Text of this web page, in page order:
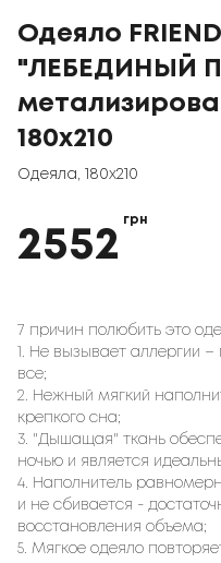
Одеяло
"ЛЕБЕДИНЫЙ
180x210
Одеяла 180x210
2552
грн
7 причин полюбить это
1. Не вызывает аллергии
все;
2. Нежный мягкий
крепкого сна;
3. "Дышащая" ткань
ночью и является
4. Наполнитель
и не сбивается -
восстановления объема;
5. Мягкое одеяло